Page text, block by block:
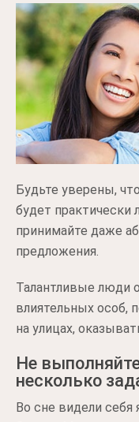
Будьте уверены,
будет
принимайте даже
предложения.
Талантливые люди
влиятельных особ,
на улицах,
Не
несколько
Во сне видели